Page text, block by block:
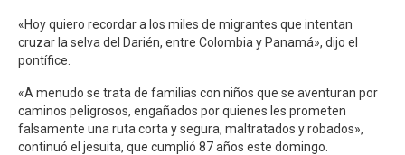
«Hoy quiero recordar a los miles de migrantes que intentan
cruzar la selva del Darién, entre Colombia y Panamá», dijo el
pontífice.
«A menudo se trata de familias con niños que se aventuran por
caminos peligrosos, engañados por quienes les prometen
falsamente una ruta corta y segura, maltratados y robados»,
continuó el jesuita, que cumplió 87 años este domingo.